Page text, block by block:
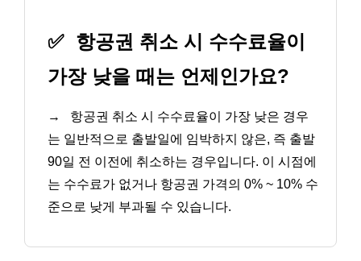
✅ 항공권 취소 시 수수료율이
가장 낮을 때는 언제인가요?
→
항공권 취소 시 수수료율이 가장 낮은 경우
는 일반적으로 출발일에 임박하지 않은, 즉 출발
90일 전 이전에 취소하는 경우입니다. 이 시점에
는 수수료가 없거나 항공권 가격의 0% ~ 10% 수
준으로 낮게 부과될 수 있습니다.